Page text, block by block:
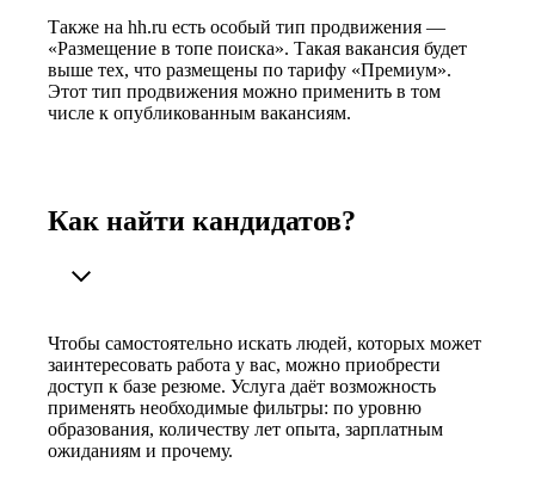
Также на hh.ru есть особый тип продвижения —
«Размещение в топе поиска». Такая вакансия будет
выше тех, что размещены по тарифу «Премиум».
Этот тип продвижения можно применить в том
числе к опубликованным вакансиям.
Как найти кандидатов?
Чтобы самостоятельно искать людей, которых может
заинтересовать работа у вас, можно приобрести
доступ к базе резюме. Услуга даёт возможность
применять необходимые фильтры: по уровню
образования, количеству лет опыта, зарплатным
ожиданиям и прочему.